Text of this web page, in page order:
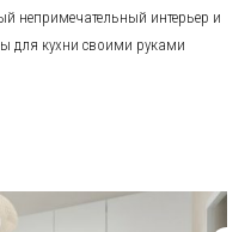
непримечательный интерьер и
для кухни своими руками